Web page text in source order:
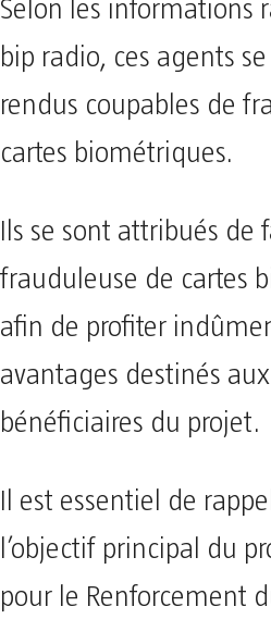
Selon les informations
bip radio, ces agents
rendus coupables de
cartes biométriques.
Ils se sont attribués de
frauduleuse de cartes
afin de profiter
avantages destinés
bénéficiaires du projet.
Il est essentiel de
l’objectif principal du
pour le Renforcement